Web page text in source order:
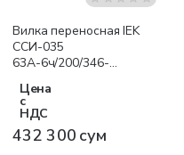
Вилка переносная IEK
ССИ-035
63А-6ч/200/346-
MAGNUM
Цена
с
НДС
432 300 сум